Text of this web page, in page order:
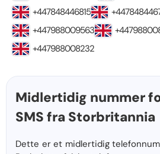
+447848446815
+447988009563
+447988008232
Midlertidig nummer
SMS fra Storbritannia
Dette er et midlertidig